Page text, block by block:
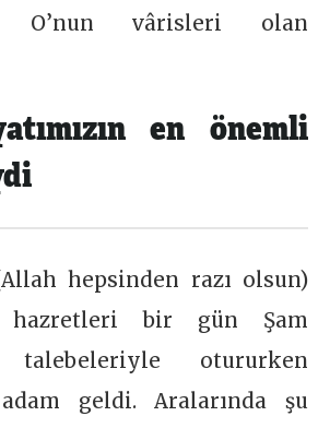
O’nun vârisleri olan
en önemli
hepsinden razı olsun)
hazretleri bir gün Şam
talebeleriyle otururken
geldi. Aralarında şu